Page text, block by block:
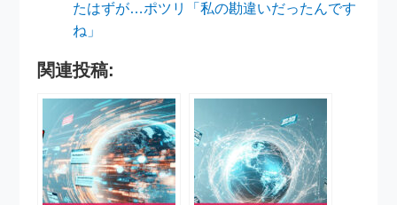
たはずが…ポツリ「私の勘違いだったんです
ね」
関連投稿: